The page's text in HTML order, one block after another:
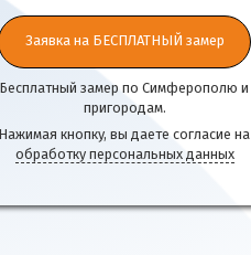
Заявка на БЕСПЛАТНЫЙ замер
Бесплатный замер по Симферополю и
пригородам.
Нажимая кнопку, вы даете согласие на
обработку персональных данных